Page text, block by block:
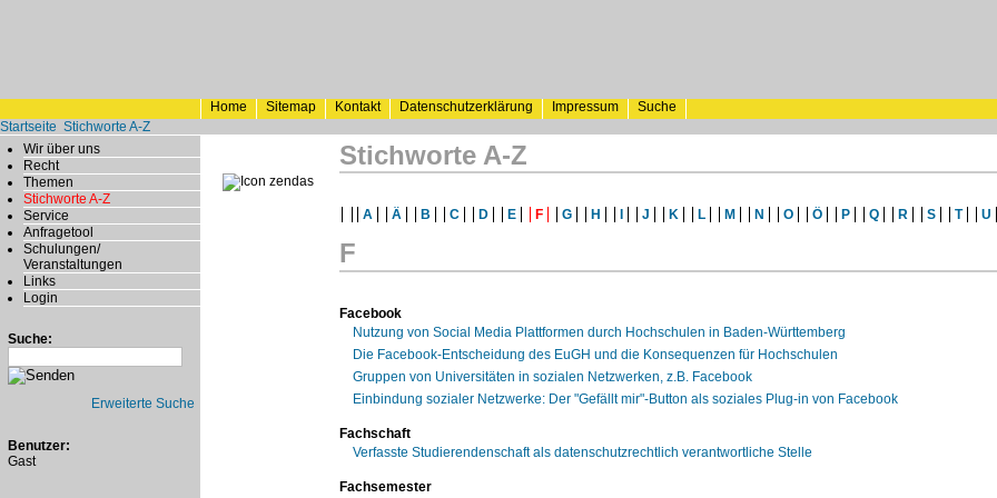
Home Sitemap Kontakt Datenschutzerklärung Impressum
Suche
Startseite Stichworte A-Z
Wir über uns
Recht
Themen
Stichworte A-Z
Service
Anfragetool
Schulungen/
Veranstaltungen
Links
Login
Suche:
Erweiterte Suche
Benutzer:
Gast
Stichworte A-Z
A Ä B C D E F G H J K L M N O Ö P Q R S T U
F
Facebook
Nutzung von Social Media Plattformen durch Hochschulen in Baden-Württemberg
Die Facebook-Entscheidung des EuGH und die Konsequenzen für Hochschulen
Gruppen von Universitäten in sozialen Netzwerken, z.B. Facebook
Einbindung sozialer Netzwerke: Der "Gefällt mir"-Button als soziales Plug-in von Facebook
Fachschaft
Verfasste Studierendenschaft als datenschutzrechtlich verantwortliche Stelle
Fachsemester